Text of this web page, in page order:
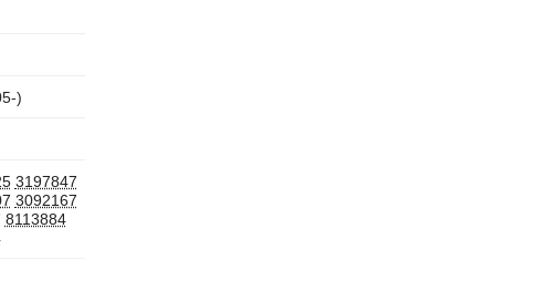
)
3197847
3092167
8113884